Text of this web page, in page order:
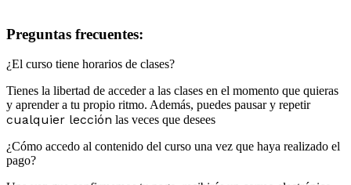
Preguntas frecuentes:
¿El curso tiene horarios de clases?
Tienes la libertad de acceder a las clases en el momento que quieras
y aprender a tu propio ritmo. Además, puedes pausar y repetir
cualquier lección las veces que desees
¿Cómo accedo al contenido del curso una vez que haya realizado el
pago?